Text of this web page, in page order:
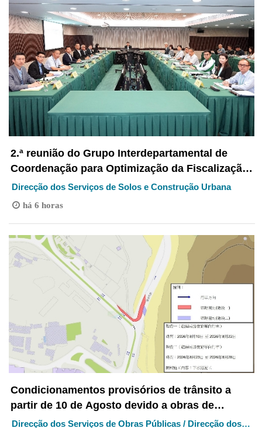
2.ª reunião do Grupo Interdepartamental de
Coordenação para Optimização da Fiscalização
de Obras de Construção, Reparação e
Conservação em Curso Sistematização de todas
exteriores de edifícios que foram habitados
Direcção dos Serviços de Solos e Construção Urbana
há 6 horas
Condicionamentos provisórios de trânsito a
partir de 10 de Agosto devido a obras de
drenagem na Estrada da Ponta da Cabrita
Direcção dos Serviços de Obras Públicas / Direcção dos